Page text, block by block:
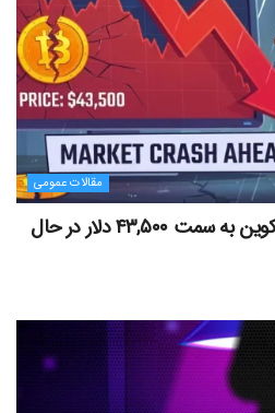
مقالات عمومی
مایکل ترپین: متاسفم، بیت‌کوین به سمت ۴۳,۵۰۰ دلار در حال